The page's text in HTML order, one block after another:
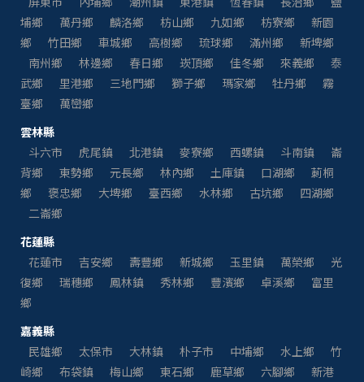
埔鄉
萬丹鄉 麟洛鄉 枋山鄉 九如鄉 枋寮鄉
新園
鄉
竹田鄉 車城鄉 高樹鄉 琉球鄉 滿州鄉
新埤鄉
南州鄉
林邊鄉 春日鄉 崁頂鄉 佳冬鄉 來義鄉
泰
武鄉
里港鄉 三地門鄉 獅子鄉 瑪家鄉 牡丹鄉
霧
臺鄉
萬巒鄉
雲林縣
斗六市
虎尾鎮 北港鎮 麥寮鄉 西螺鎮 斗南鎮
崙
背鄉
東勢鄉 元長鄉 林內鄉 土庫鎮 口湖鄉
莿桐
鄉
褒忠鄉 大埤鄉 臺西鄉 水林鄉 古坑鄉
四湖鄉
二崙鄉
花蓮縣
花蓮市
吉安鄉 壽豐鄉 新城鄉 玉里鎮 萬榮鄉
光
復鄉
瑞穗鄉 鳳林鎮 秀林鄉 豐濱鄉 卓溪鄉
富里
鄉
嘉義縣
民雄鄉
太保市 大林鎮 朴子市 中埔鄉 水上鄉
竹
崎鄉
布袋鎮 梅山鄉 東石鄉 鹿草鄉 六腳鄉
新港